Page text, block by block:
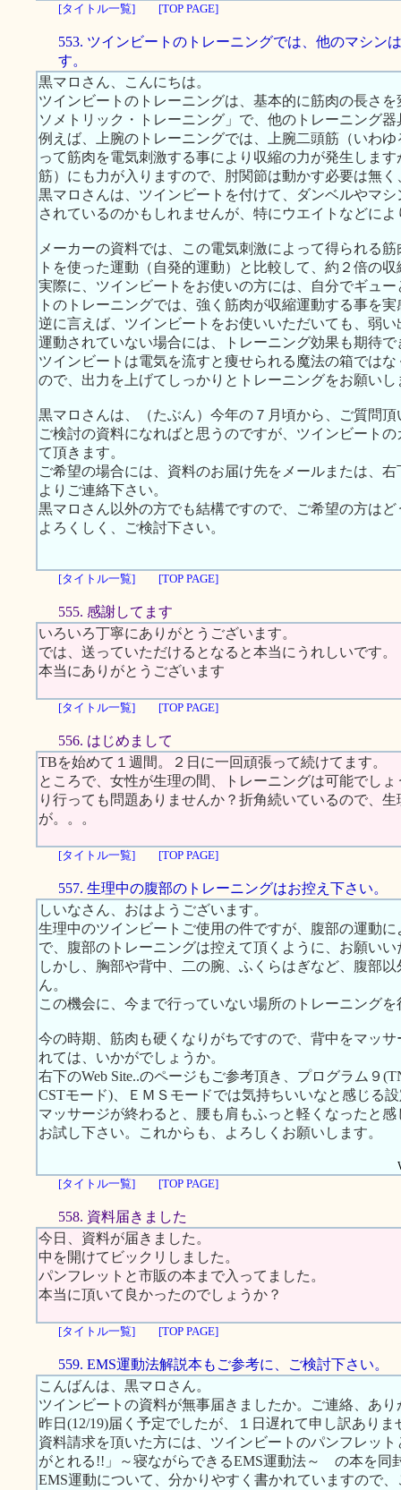
[タイトル一覧] [TOP PAGE]
553. ツインビートのトレーニングでは、他のマシン
す。
黒マロさん、こんにちは。
ツインビートのトレーニングは、基本的に筋肉の長さ
ソメトリック・トレーニング」で、他のトレーニング
例えば、上腕のトレーニングでは、上腕二頭筋（いわ
って筋肉を電気刺激する事により収縮の力が発生しま
筋）にも力が入りますので、肘関節は動かす必要は無
黒マロさんは、ツインビートを付けて、ダンベルやマ
されているのかもしれませんが、特にウエイトなどに
メーカーの資料では、この電気刺激によって得られる
トを使った運動（自発的運動）と比較して、約２倍の
実際に、ツインビートをお使いの方には、自分でギュ
トのトレーニングでは、強く筋肉が収縮運動する事を
逆に言えば、ツインビートをお使いいただいても、弱
運動されていない場合には、トレーニング効果も期待で
ツインビートは電気を流すと痩せられる魔法の箱では
ので、出力を上げてしっかりとトレーニングをお願いし
黒マロさんは、（たぶん）今年の７月頃から、ご質問
ご検討の資料になればと思うのですが、ツインビート
て頂きます。
ご希望の場合には、資料のお届け先をメールまたは、
よりご連絡下さい。
黒マロさん以外の方でも結構ですので、ご希望の方はど
よろくしく、ご検討下さい。
[タイトル一覧] [TOP PAGE]
555. 感謝してます
いろいろ丁寧にありがとうございます。
では、送っていただけるとなると本当にうれしいです。
本当にありがとうございます
[タイトル一覧] [TOP PAGE]
556. はじめまして
TBを始めて１週間。２日に一回頑張って続けてます。
ところで、女性が生理の間、トレーニングは可能でし
り行っても問題ありませんか？折角続いているので、
が。。。
[タイトル一覧] [TOP PAGE]
557. 生理中の腹部のトレーニングはお控え下さい。
しいなさん、おはようございます。
生理中のツインビートご使用の件ですが、腹部の運動
で、腹部のトレーニングは控えて頂くように、お願いい
しかし、胸部や背中、二の腕、ふくらはぎなど、腹部
ん。
この機会に、今まで行っていない場所のトレーニング
今の時期、筋肉も硬くなりがちですので、背中をマッ
れては、いかがでしょうか。
右下のWeb Site..のページもご参考頂き、プログラム９
CSTモード)、ＥＭＳモードでは気持ちいいなと感じる
マッサージが終わると、腰も肩もふっと軽くなったと
お試し下さい。これからも、よろしくお願いします。
[タイトル一覧]
[TOP PAGE]
558. 資料届きました
今日、資料が届きました。
中を開けてビックリしました。
パンフレットと市販の本まで入ってました。
本当に頂いて良かったのでしょうか？
[タイトル一覧] [TOP PAGE]
559. EMS運動法解説本もご参考に、ご検討下さい。
こんばんは、黒マロさん。
ツインビートの資料が無事届きましたか。ご連絡、あ
昨日(12/19)届く予定でしたが、１日遅れて申し訳ありま
資料請求を頂いた方には、ツインビートのパンフレッ
がとれる!!」～寝ながらできるEMS運動法～ の本を同
EMS運動について、分かりやすく書かれていますので